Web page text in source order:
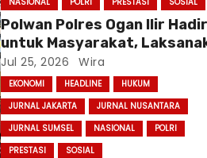
Polwan Polres Ogan Ilir Hadir
untuk Masyarakat,
Patroli dan Pengamanan
Jumat di Wilayah Indralaya
Jul 25, 2026 Wira
EKONOMI HEADLINE
HUKUM
JURNAL JAKARTA
JURNAL NUSANTARA
JURNAL SUMSEL
NASIONAL
POLRI
PRESTASI
SOSIAL